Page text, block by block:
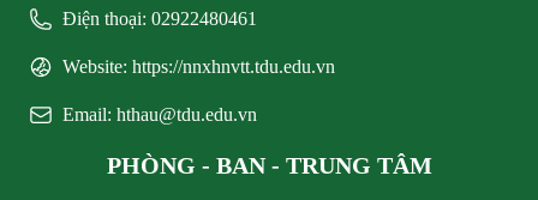
Điện thoại: 02922480461
Website: https://nnxhnvtt.tdu.edu.vn
Email: hthau@tdu.edu.vn
PHÒNG - BAN - TRUNG TÂM